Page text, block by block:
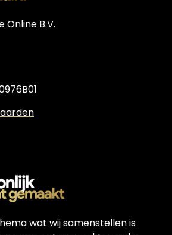
B.V.
wat wij samenstellen is